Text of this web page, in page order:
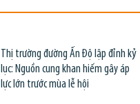
Thị trường đường Ấn Độ lập đỉnh kỷ
lục: Nguồn cung khan hiếm gây áp
lực lớn trước mùa lễ hội